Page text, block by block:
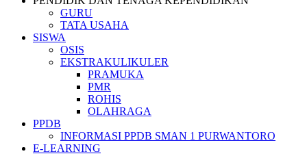
GURU
TATA USAHA
SISWA
OSIS
EKSTRAKULIKULER
PRAMUKA
PMR
ROHIS
OLAHRAGA
PPDB
INFORMASI PPDB SMAN 1 PURWANTORO
E-LEARNING